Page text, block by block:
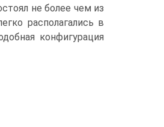
не более чем из
располагались в
конфигурация